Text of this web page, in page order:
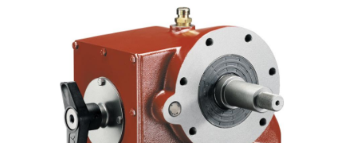
Axialkolbenpumpen und Axialkolbenmotoren
Motori elettrici brushless - Serie MS
Radialkolben-Motoren
Für Bondioli & Pavesi produzierte Orbitalmotoren
Kupplungssysteme
Kontrolle